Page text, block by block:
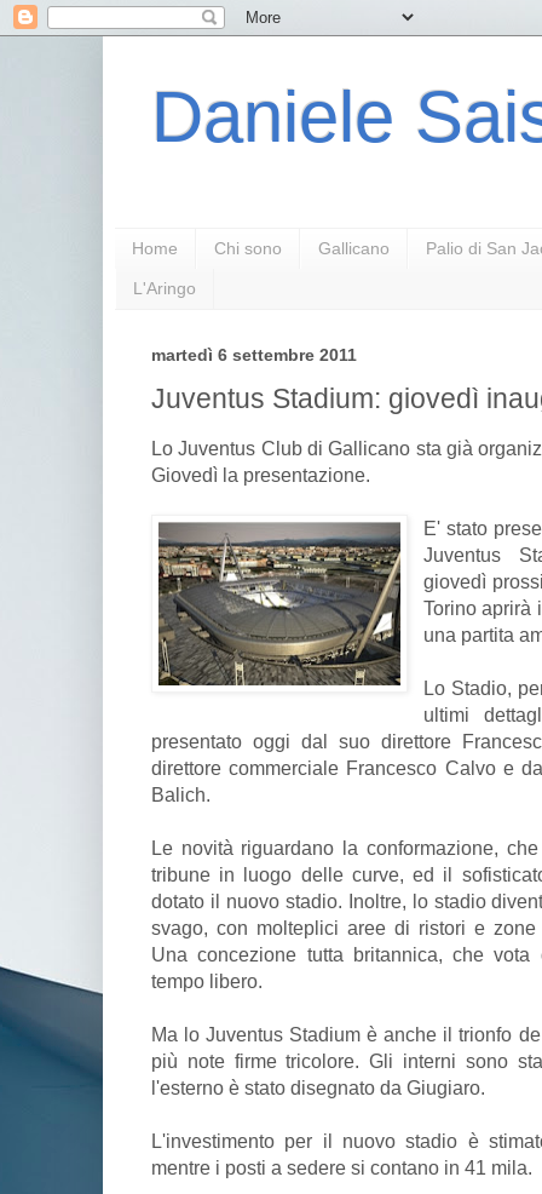
Daniele
Home Chi sono Gallicano Palio di San
L'Aringo
martedì 6 settembre 2011
Juventus Stadium: giovedì
Lo Juventus Club di Gallicano sta già
Giovedì la presentazione.
E' stato
Juventus
giovedì
Torino aprirà
una partita
Lo Stadio,
ultimi
presentato oggi dal suo direttore
direttore commerciale Francesco Calvo e
Balich.
Le novità riguardano la conformazione,
tribune in luogo delle curve, ed il
dotato il nuovo stadio. Inoltre, lo stadio
svago, con molteplici aree di ristori e
Una concezione tutta britannica, che
tempo libero.
Ma lo Juventus Stadium è anche il trionfo
più note firme tricolore. Gli interni sono
l'esterno è stato disegnato da Giugiaro.
L'investimento per il nuovo stadio è
mentre i posti a sedere si contano in 41 mila.